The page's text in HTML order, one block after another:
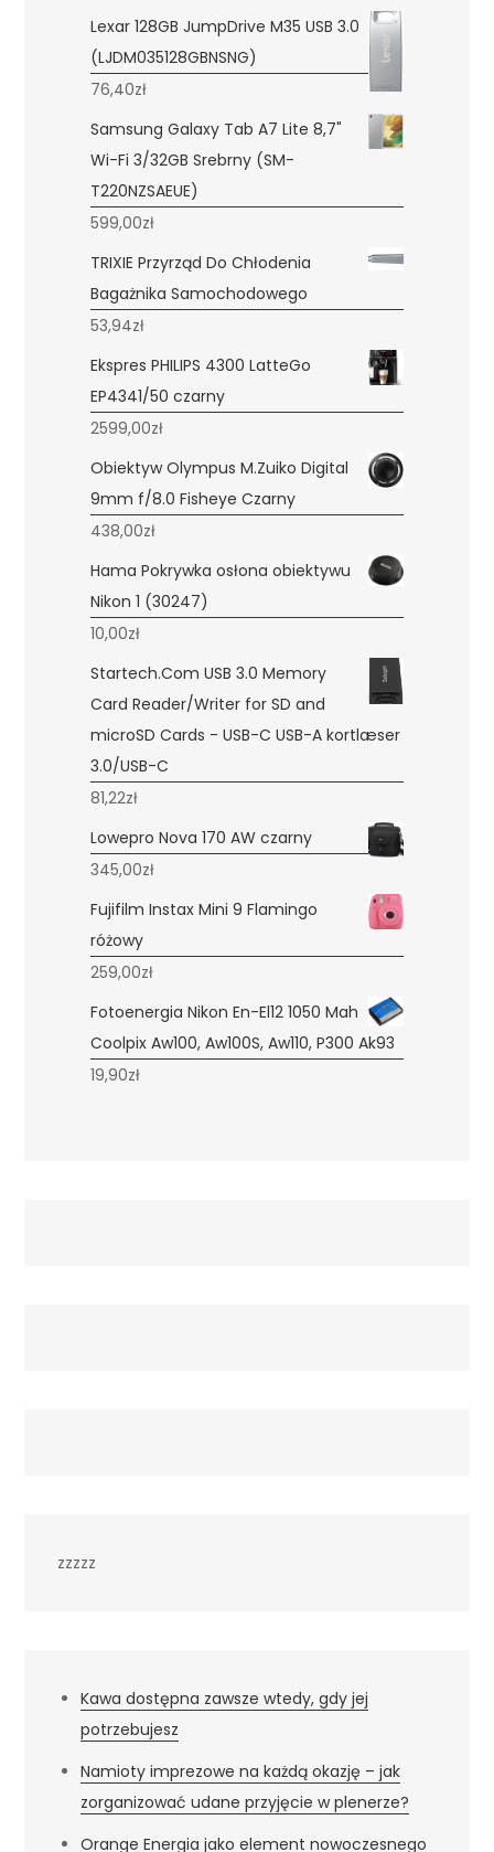
Lexar 128GB JumpDrive M35 USB 3.0
(LJDM035128GBNSNG)
76,40zł
Samsung Galaxy Tab A7 Lite 8,7"
Wi-Fi 3/32GB Srebrny (SM-
T220NZSAEUE)
599,00zł
TRIXIE Przyrząd Do Chłodenia
Bagażnika Samochodowego
53,94zł
Ekspres PHILIPS 4300 LatteGo
EP4341/50 czarny
2599,00zł
Obiektyw Olympus M.Zuiko Digital
9mm f/8.0 Fisheye Czarny
438,00zł
Hama Pokrywka osłona obiektywu
Nikon 1 (30247)
10,00zł
Startech.Com USB 3.0 Memory
Card Reader/Writer for SD and
microSD Cards - USB-C USB-A kortlæser
3.0/USB-C
81,22zł
Lowepro Nova 170 AW czarny
345,00zł
Fujifilm Instax Mini 9 Flamingo
różowy
259,00zł
Fotoenergia Nikon En-El12 1050 Mah
Coolpix Aw100, Aw100S, Aw110, P300 Ak93
19,90zł
zzzzz
Kawa dostępna zawsze wtedy, gdy jej
potrzebujesz
Namioty imprezowe na każdą okazję – jak
zorganizować udane przyjęcie w plenerze?
Orange Energia jako element nowoczesnego